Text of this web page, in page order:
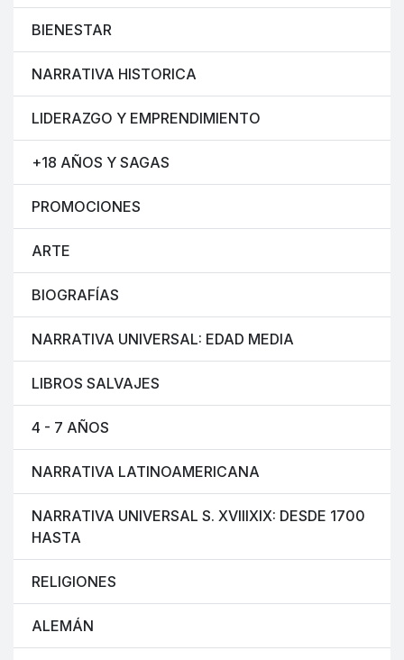
BIENESTAR
NARRATIVA HISTORICA
LIDERAZGO Y EMPRENDIMIENTO
+18 AÑOS Y SAGAS
PROMOCIONES
ARTE
BIOGRAFÍAS
NARRATIVA UNIVERSAL: EDAD MEDIA
LIBROS SALVAJES
4 - 7 AÑOS
NARRATIVA LATINOAMERICANA
NARRATIVA UNIVERSAL S. XVIIIXIX: DESDE 1700
HASTA
RELIGIONES
ALEMÁN